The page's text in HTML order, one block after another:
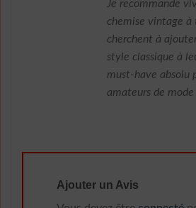
Je recommande
chemise vintage à
cherchent à
style classique à
must-have absolu
amateurs de
Ajouter un Avis